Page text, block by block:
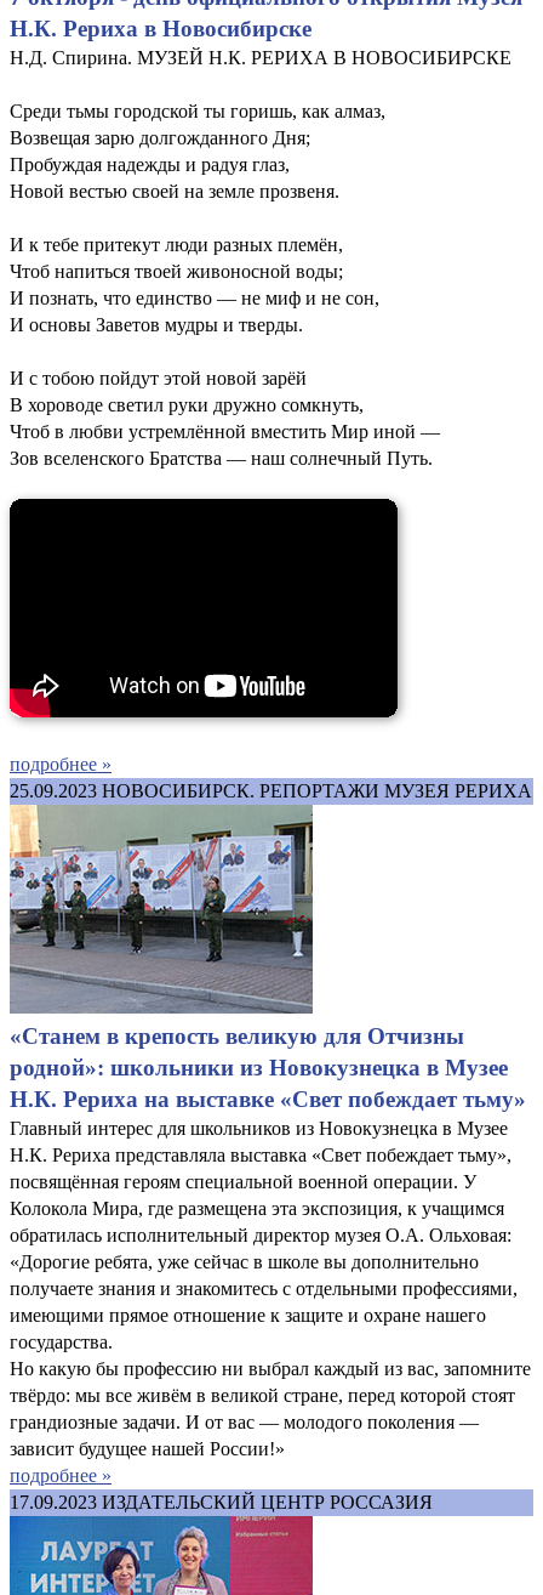
Н.К. Рериха в Новосибирске
Н.Д. Спирина. МУЗЕЙ Н.К. РЕРИХА В НОВОСИБИРСКЕ
Среди тьмы городской ты горишь, как алмаз,
Возвещая зарю долгожданного Дня;
Пробуждая надежды и радуя глаз,
Новой вестью своей на земле прозвеня.
И к тебе притекут люди разных племён,
Чтоб напиться твоей живоносной воды;
И познать, что единство — не миф и не сон,
И основы Заветов мудры и тверды.
И с тобою пойдут этой новой зарёй
В хороводе светил руки дружно сомкнуть,
Чтоб в любви устремлённой вместить Мир иной —
Зов вселенского Братства — наш солнечный Путь.
подробнее »
25.09.2023 НОВОСИБИРСК. РЕПОРТАЖИ МУЗЕЯ РЕРИХА
«Станем в крепость великую для Отчизны
родной»: школьники из Новокузнецка в Музее
Н.К. Рериха на выставке «Свет побеждает тьму»
Главный интерес для школьников из Новокузнецка в Музее
Н.К. Рериха представляла выставка «Свет побеждает тьму»,
посвящённая героям специальной военной операции. У
Колокола Мира, где размещена эта экспозиция, к учащимся
обратилась исполнительный директор музея О.А. Ольховая:
«Дорогие ребята, уже сейчас в школе вы дополнительно
получаете знания и знакомитесь с отдельными профессиями,
имеющими прямое отношение к защите и охране нашего
государства.
Но какую бы профессию ни выбрал каждый из вас, запомните
твёрдо: мы все живём в великой стране, перед которой стоят
грандиозные задачи. И от вас — молодого поколения —
зависит будущее нашей России!»
подробнее »
17.09.2023 ИЗДАТЕЛЬСКИЙ ЦЕНТР РОССАЗИЯ